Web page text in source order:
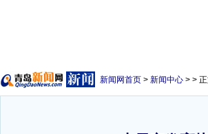
新闻网首页 > 新闻中心 > >